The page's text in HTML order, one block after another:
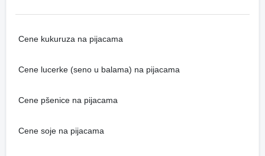
Cene kukuruza na pijacama
Cene lucerke (seno u balama) na pijacama
Cene pšenice na pijacama
Cene soje na pijacama